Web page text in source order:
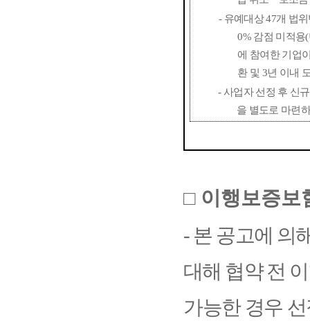
- 유예대상47개 법
0% 감점 미적용(
에 참여한 기업
환 및 3년 이내
-사업자 선정 후 신
을 별도로 마련
□ 이행보증보
- 본 공고에 의
대해 협약 전
가능한 경우